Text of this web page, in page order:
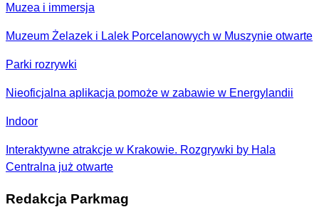
Muzea i immersja
Muzeum Żelazek i Lalek Porcelanowych w Muszynie otwarte
Parki rozrywki
Nieoficjalna aplikacja pomoże w zabawie w Energylandii
Indoor
Interaktywne atrakcje w Krakowie. Rozgrywki by Hala
Centralna już otwarte
Redakcja Parkmag